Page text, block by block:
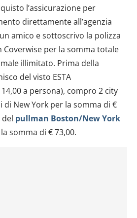
l’assicurazione per
direttamente all’agenzia
amico e sottoscrivo la polizza
per la somma totale
illimitato. Prima della
del visto ESTA
a persona), compro 2 city
di New York per la somma di €
pullman Boston/New York
somma di € 73,00.